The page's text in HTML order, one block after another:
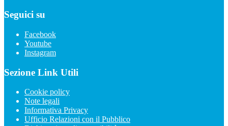
Seguici su
Facebook
Youtube
Instagram
Sezione Link Utili
Cookie policy
Note legali
Informativa Privacy
Ufficio Relazioni con il Pubblico